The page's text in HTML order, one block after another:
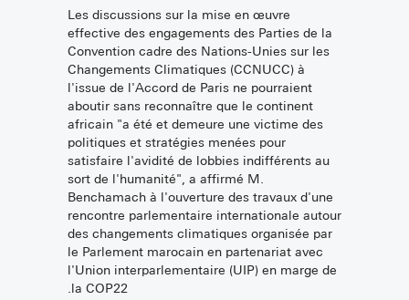
Les discussions sur la mise en œuvre
effective des engagements des Parties de la
Convention cadre des Nations-Unies sur les
Changements Climatiques (CCNUCC) à
l'issue de l'Accord de Paris ne pourraient
aboutir sans reconnaître que le continent
africain "a été et demeure une victime des
politiques et stratégies menées pour
satisfaire l'avidité de lobbies indifférents au
sort de l'humanité", a affirmé M.
Benchamach à l'ouverture des travaux d'une
rencontre parlementaire internationale autour
des changements climatiques organisée par
le Parlement marocain en partenariat avec
l'Union interparlementaire (UIP) en marge de
la COP22.